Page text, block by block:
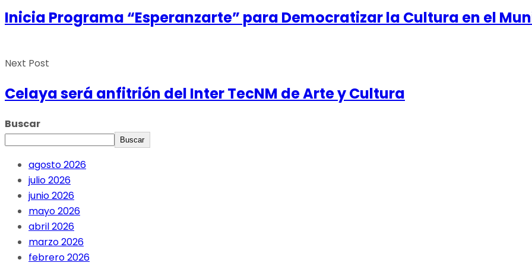
Inicia Programa “Esperanzarte” para Democratizar la Cultura en el
Next Post
Celaya será anfitrión del Inter TecNM de Arte y Cultura
Buscar
Buscar
agosto 2026
julio 2026
junio 2026
mayo 2026
abril 2026
marzo 2026
febrero 2026